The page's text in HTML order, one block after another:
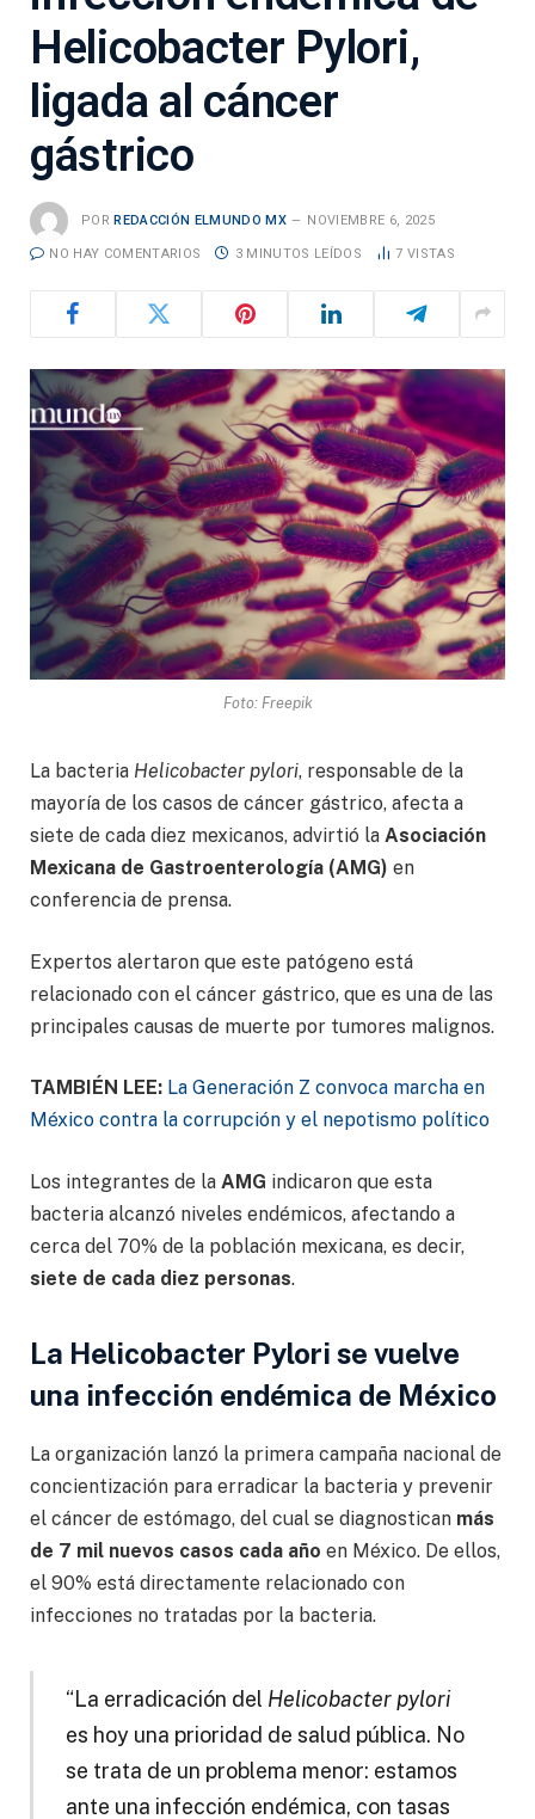
Helicobacter Pylori,
ligada al cáncer
gástrico
POR REDACCIÓN ELMUNDO MX NOVIEMBRE 6, 2025
NO HAY COMENTARIOS 3 MINUTOS LEÍDOS 7 VISTAS
Foto: Freepik
La bacteria Helicobacter pylori, responsable de la
mayoría de los casos de cáncer gástrico, afecta a
siete de cada diez mexicanos, advirtió la Asociación
Mexicana de Gastroenterología (AMG) en
conferencia de prensa.
Expertos alertaron que este patógeno está
relacionado con el cáncer gástrico, que es una de las
principales causas de muerte por tumores malignos.
TAMBIÉN LEE: La Generación Z convoca marcha en
México contra la corrupción y el nepotismo político
Los integrantes de la AMG indicaron que esta
bacteria alcanzó niveles endémicos, afectando a
cerca del 70% de la población mexicana, es decir,
siete de cada diez personas.
La Helicobacter Pylori se vuelve
una infección endémica de México
La organización lanzó la primera campaña nacional de
concientización para erradicar la bacteria y prevenir
el cáncer de estómago, del cual se diagnostican más
de 7 mil nuevos casos cada año en México. De ellos,
el 90% está directamente relacionado con
infecciones no tratadas por la bacteria.
“La erradicación del Helicobacter pylori
es hoy una prioridad de salud pública. No
se trata de un problema menor: estamos
ante una infección endémica, con tasas